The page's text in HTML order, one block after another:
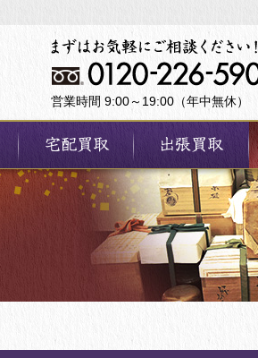
営業時間 9:00～19:00（年中無休）